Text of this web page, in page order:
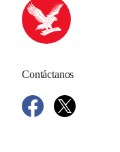
Contáctanos